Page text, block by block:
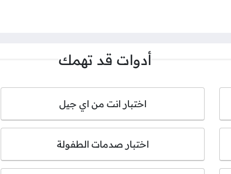
أدوات قد تهمك
اختبار انت من اي جيل
اختبار صدمات الطفولة